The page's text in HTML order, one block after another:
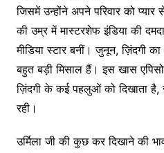
जिसमें उन्होंने अपने परिवार को
की उम्र में मास्टरशेफ इंडिया की
मीडिया स्टार बनीं। जुनून, ज़िंदगी
बहुत बड़ी मिसाल हैं। इस खास
ज़िंदगी के कई पहलुओं को दिखाता है,
रही।
उर्मिला जी की कुछ कर दिखाने की